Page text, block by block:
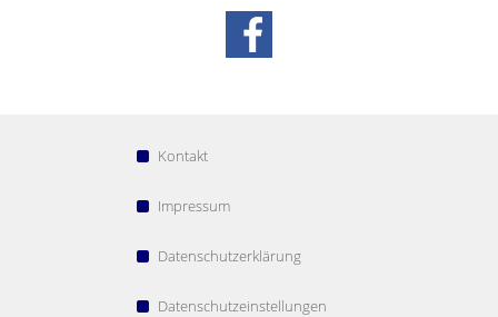
Kontakt
Impressum
Datenschutzerklärung
Datenschutzeinstellungen